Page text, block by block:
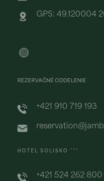
GPS: 49.120004
REZERVAČNÉ ODDELENIE
+421 910 719 193
HOTEL SOLISKO ***
+421 524 262 800